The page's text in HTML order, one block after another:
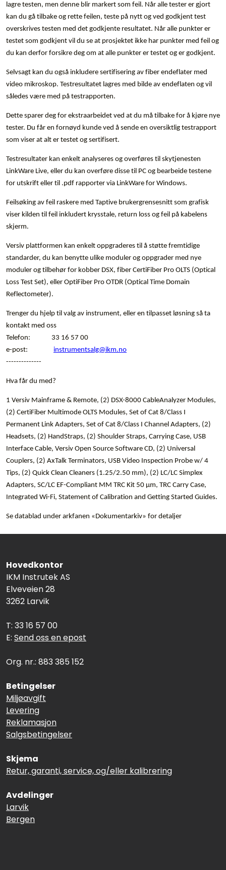
lagre testen, men denne blir markert som feil. Når alle tester er gjort
kan du gå tilbake og rette feilen, teste på nytt og ved godkjent test
overskrives testen med det godkjente resultatet. Når alle punkter er
testet som godkjent vil du se at prosjektet ikke har punkter med feil og
du kan derfor forsikre deg om at alle punkter er testet og er godkjent.
Selvsagt kan du også inkludere sertifisering av fiber endeflater med
video mikroskop. Testresultatet lagres med bilde av endeflaten og vil
således være med på testrapporten.
Dette sparer deg for ekstraarbeidet ved at du må tilbake for å kjøre nye
tester. Du får en fornøyd kunde ved å sende en oversiktlig testrapport
som viser at alt er testet og sertifisert.
Testresultater kan enkelt analyseres og overføres til skytjenesten
LinkWare Live, eller du kan overføre disse til PC og bearbeide testene
for utskrift eller til .pdf rapporter via LinkWare for Windows.
Feilsøking av feil raskere med Taptive brukergrensesnitt som grafisk
viser kilden til feil inkludert krysstale, return loss og feil på kabelens
skjerm.
Versiv plattformen kan enkelt oppgraderes til å støtte fremtidige
standarder, du kan benytte ulike moduler og oppgrader med nye
moduler og tilbehør for kobber DSX, fiber CertiFiber Pro OLTS (Optical
Loss Test Set), eller OptiFiber Pro OTDR (Optical Time Domain
Reflectometer).
Trenger du hjelp til valg av instrument, eller en tilpasset løsning så ta
kontakt med oss
Telefon: 33 16 57 00
e-post: instrumentsalg@ikm.no
--------------
Hva får du med?
1 Versiv Mainframe & Remote, (2) DSX-8000 CableAnalyzer Modules,
(2) CertiFiber Multimode OLTS Modules, Set of Cat 8/Class I
Permanent Link Adapters, Set of Cat 8/Class I Channel Adapters, (2)
Headsets, (2) HandStraps, (2) Shoulder Straps, Carrying Case, USB
Interface Cable, Versiv Open Source Software CD, (2) Universal
Couplers, (2) AxTalk Terminators, USB Video Inspection Probe w/ 4
Tips, (2) Quick Clean Cleaners (1.25/2.50 mm), (2) LC/LC Simplex
Adapters, SC/LC EF-Compliant MM TRC Kit 50 µm, TRC Carry Case,
Integrated Wi-Fi, Statement of Calibration and Getting Started Guides.
Se datablad under arkfanen «Dokumentarkiv» for detaljer
Hovedkontor
IKM Instrutek AS
Elveveien 28
3262 Larvik
T: 33 16 57 00
E: Send oss en epost
Org. nr.: 883 385 152
Betingelser
Miljøavgift
Levering
Reklamasjon
Salgsbetingelser
Skjema
Retur, garanti, service, og/eller kalibrering
Avdelinger
Larvik
Bergen